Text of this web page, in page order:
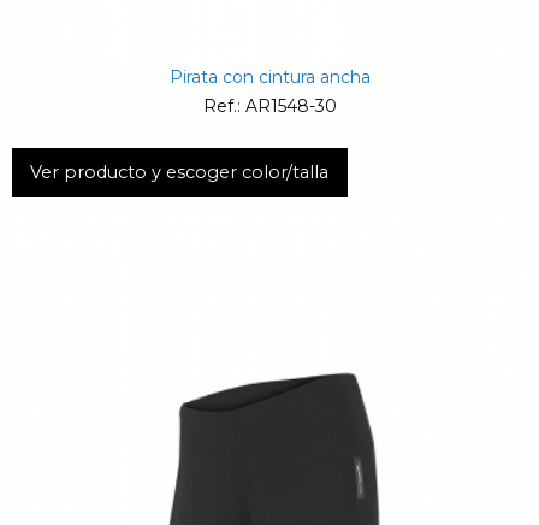
Pirata con cintura ancha
Ref.: AR1548-30
Ver producto y escoger color/talla